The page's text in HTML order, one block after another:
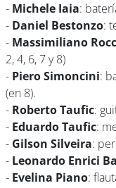
- Michele Iaia:
- Daniel Bestonzo:
- Massimiliano
2, 4, 6, 7 y 8)
- Piero Simoncini:
(en 8).
- Roberto Taufic:
- Eduardo Taufic:
- Gilson Silveira:
- Leonardo Enrici
- Evelina Piano: